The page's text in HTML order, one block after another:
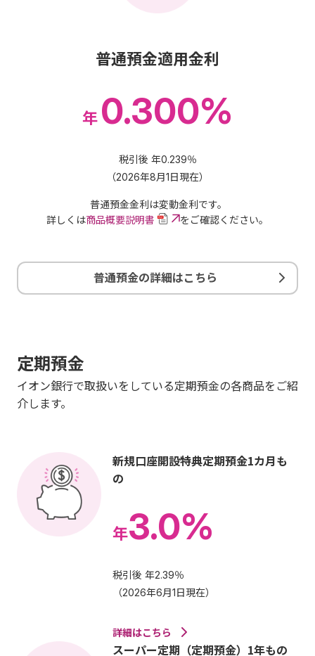
普通預金適用金利
年 0.300%
税引後 年0.239％
（2026年8月1日現在）
普通預金金利は変動金利です。
詳しくは商品概要説明書 をご確認ください。
普通預金の詳細はこちら
定期預金
イオン銀行で取扱いをしている定期預金の各商品をご紹
介します。
新規口座開設特典定期預金1カ月も
の
年3.0%
税引後 年2.39％
（2026年6月1日現在）
詳細はこちら
スーパー定期（定期預金）1年もの